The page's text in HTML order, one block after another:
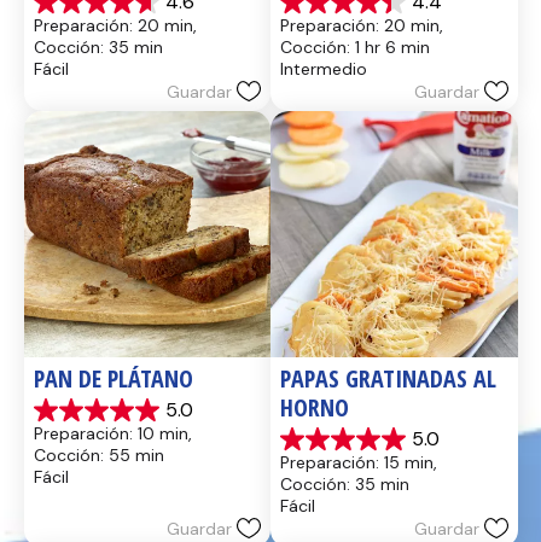
4.6
de
5
estrellas.
reseñas
Preparación: 20 min,
Cocción: 35 min
Fácil
Guardar
4.4
de
5
estrellas.
reseñas
Preparación: 20 min,
Cocción: 1 hr 6 min
Intermedio
Guardar
PAN DE PLÁTANO
5.0
5.0
de
5
estrellas.
Preparación: 10 min,
Cocción: 55 min
Fácil
Guardar
PAPAS GRATINADAS AL
HORNO
5.0
5.0
de
5
estrellas.
Preparación: 15 min,
Cocción: 35 min
Fácil
Guardar